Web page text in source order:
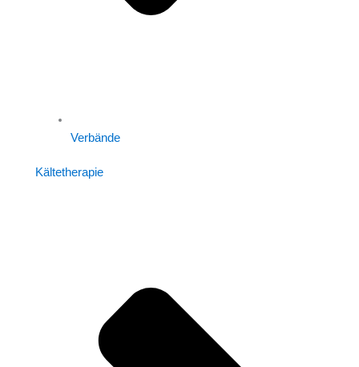
Verbände
Kältetherapie